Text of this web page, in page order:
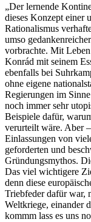
„Der lernende
dieses Konzept einer
Rationalismus
umso
vorbrachte. Mit
Konrád mit seinem
ebenfalls bei
ohne eigene
Regierungen im
noch immer sehr
Beispiele dafür,
verurteilt wäre. Aber
Einlassungen von
geforderten und
Gründungsmythos.
Das viel wichtigere
denn diese
Triebfeder dafür war,
Weltkriege, einander
kommm lass es uns